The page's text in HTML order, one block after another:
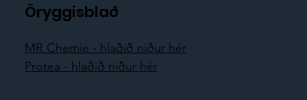
Öryggisblað
MR Chemie - hlaðið niður hér
Protea - hlaðið niður hér